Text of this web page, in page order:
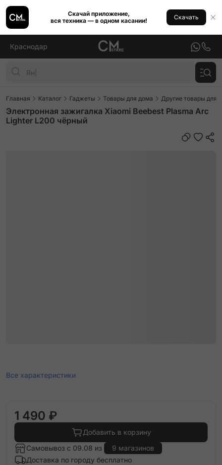
Скачай приложение,
вся техника — в одном касании!
Скачать
Краснодар
Главная Каталог Гаджеты Товары для дома Другие товары для
Электронная зажигалка Xiaomi Beebest Plasma Arc
Lighter L200 чёрный
Все характеристики
1 490 ₽
Добавить в корзину
Самовывоз с 09.08 из
9 магазинов
Доставка по городу бесплатно